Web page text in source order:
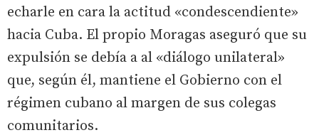
echarle en cara la actitud «condescendiente»
hacia Cuba. El propio Moragas aseguró que su
expulsión se debía a al «diálogo unilateral»
que, según él, mantiene el Gobierno con el
régimen cubano al margen de sus colegas
comunitarios.